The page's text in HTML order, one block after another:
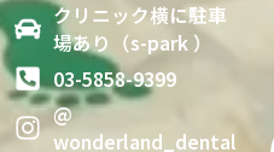
クリニック横に駐車
場あり（s-park ）
03-5858-9399
@
wonderland_dental